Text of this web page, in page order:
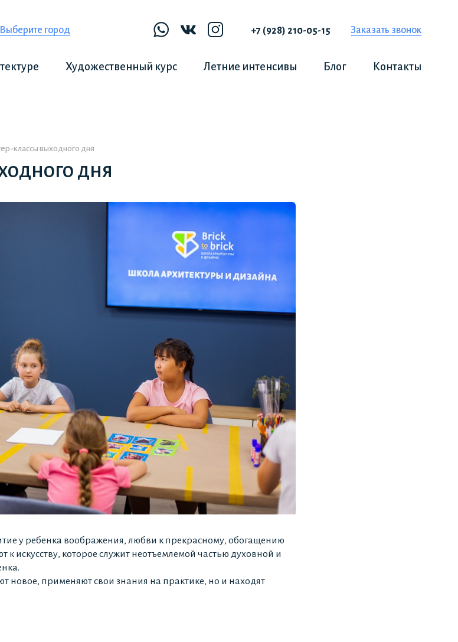
Выберите город +7 (928) 210-05-15 Заказать звонок
Художественный курс Летние интенсивы Блог Контакты
классы выходного дня
дня
у ребенка воображения, любви к прекрасному, обогащению
искусству, которое служит неотъемлемой частью духовной и
новое, применяют свои знания на практике, но и находят